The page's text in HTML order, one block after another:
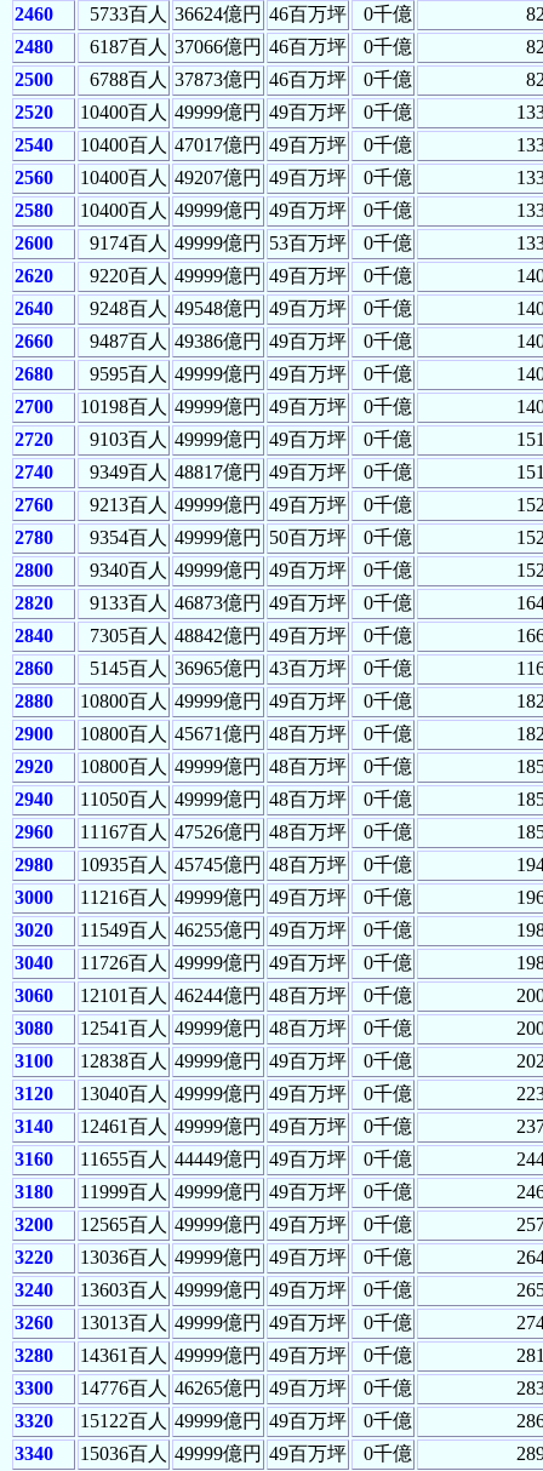
2460 5733百人 36624億円 46百万坪 0千億
2480
6187百人 37066億円 46百万坪 0千億
2500
6788百人 37873億円 46百万坪 0千億
2520
10400百人 49999億円 49百万坪 0千億
2540
10400百人 47017億円 49百万坪 0千億
2560
10400百人 49207億円 49百万坪 0千億
2580
10400百人 49999億円 49百万坪 0千億
2600
9174百人 49999億円 53百万坪 0千億
2620
9220百人 49999億円 49百万坪 0千億
2640
9248百人 49548億円 49百万坪 0千億
2660
9487百人 49386億円 49百万坪 0千億
2680
9595百人 49999億円 49百万坪 0千億
2700
10198百人 49999億円 49百万坪 0千億
2720
9103百人 49999億円 49百万坪 0千億
2740
9349百人 48817億円 49百万坪 0千億
2760
9213百人 49999億円 49百万坪 0千億
2780
9354百人 49999億円 50百万坪 0千億
2800
9340百人 49999億円 49百万坪 0千億
2820
9133百人 46873億円 49百万坪 0千億
2840
7305百人 48842億円 49百万坪 0千億
2860
5145百人 36965億円 43百万坪 0千億
2880
10800百人 49999億円 49百万坪 0千億
2900
10800百人 45671億円 48百万坪 0千億
2920
10800百人 49999億円 48百万坪 0千億
2940
11050百人 49999億円 48百万坪 0千億
2960
11167百人 47526億円 48百万坪 0千億
2980
10935百人 45745億円 48百万坪 0千億
3000
11216百人 49999億円 49百万坪 0千億
3020
11549百人 46255億円 49百万坪 0千億
3040
11726百人 49999億円 49百万坪 0千億
3060
12101百人 46244億円 48百万坪 0千億
3080
12541百人 49999億円 48百万坪 0千億
3100
12838百人 49999億円 49百万坪 0千億
3120
13040百人 49999億円 49百万坪 0千億
3140
12461百人 49999億円 49百万坪 0千億
3160
11655百人 44449億円 49百万坪 0千億
3180
11999百人 49999億円 49百万坪 0千億
3200
12565百人 49999億円 49百万坪 0千億
3220
13036百人 49999億円 49百万坪 0千億
3240
13603百人 49999億円 49百万坪 0千億
3260
13013百人 49999億円 49百万坪 0千億
3280
14361百人 49999億円 49百万坪 0千億
3300
14776百人 46265億円 49百万坪 0千億
3320
15122百人 49999億円 49百万坪 0千億
3340
15036百人 49999億円 49百万坪 0千億